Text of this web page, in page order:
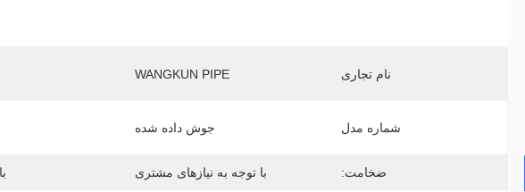
نام تجاری WANGKUN PIPE
شماره مدل جوش داده شده
ضخامت: با توجه به نیازهای مشتری